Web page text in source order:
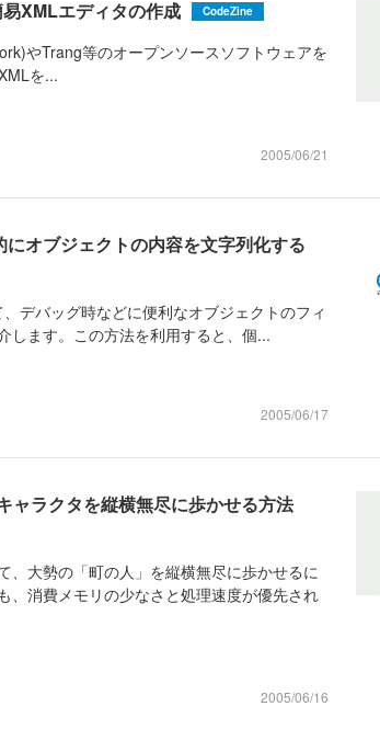
XMLエディタの作成 CodeZine
やTrang等のオープンソースソフトウェアを
を...
2005/06/21
オブジェクトの内容を文字列化する
デバッグ時などに便利なオブジェクトのフィ
します。この方法を利用すると、個...
2005/06/17
ャラクタを縦横無尽に歩かせる方法
、大勢の「町の人」を縦横無尽に歩かせるに
、消費メモリの少なさと処理速度が優先され
2005/06/16